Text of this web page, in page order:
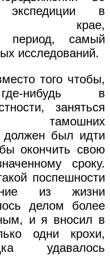
в
крае,
период, самый
исследований.
того чтобы,
нибудь в
заняться
тамошних
был идти
окончить свою
сроку.
поспешности
из жизни
делом более
и я вносил в
одни крохи,
удавалось